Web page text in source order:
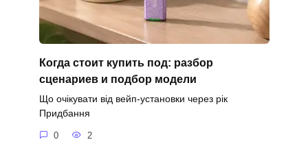
Когда стоит купить под: разбор
сценариев и подбор модели
Що очікувати від вейп-установки через рік
Придбання
0 2